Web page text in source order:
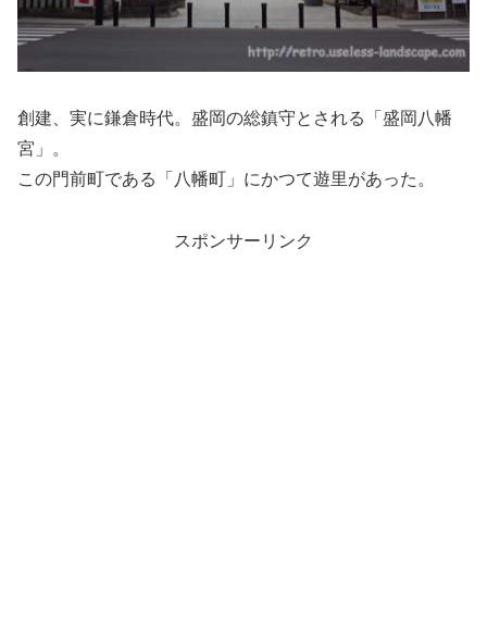
創建、実に鎌倉時代。盛岡の総鎮守とされる「盛岡八幡
宮」。
この門前町である「八幡町」にかつて遊里があった。
スポンサーリンク